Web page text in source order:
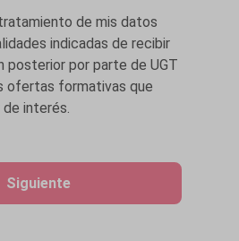
de mis datos
indicadas de recibir
posterior por parte de UGT
ofertas formativas que
interés.
Siguiente